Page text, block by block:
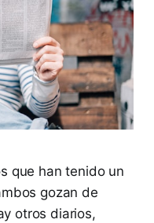
que han tenido un
gozan de
otros diarios,